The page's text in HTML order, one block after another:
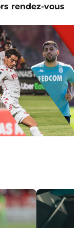
rendez-vous